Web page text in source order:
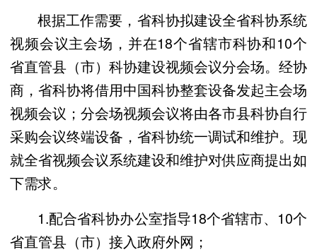
根据工作需要，省科协拟建设全省科协系统
视频会议主会场，并在18个省辖市科协和10个
省直管县（市）科协建设视频会议分会场。经协
商，省科协将借用中国科协整套设备发起主会场
视频会议；分会场视频会议将由各市县科协自行
采购会议终端设备，省科协统一调试和维护。现
就全省视频会议系统建设和维护对供应商提出如
下需求。
1.配合省科协办公室指导18个省辖市、10个
省直管县（市）接入政府外网；